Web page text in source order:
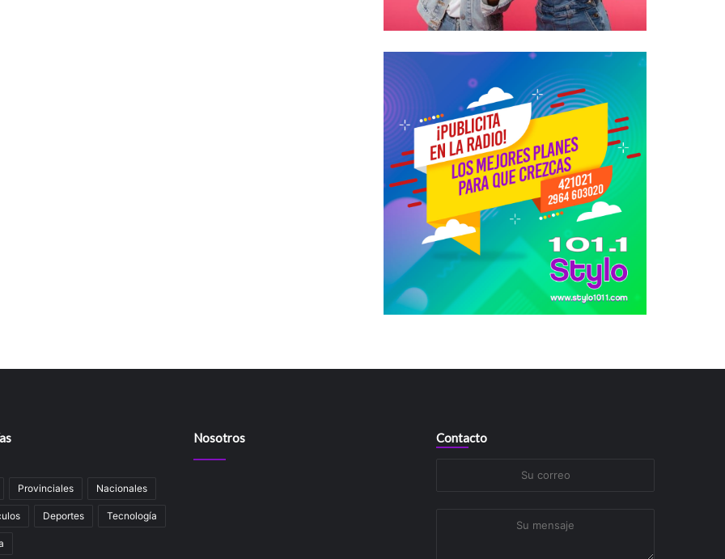
Provinciales Nacionales
Deportes Tecnología
Nosotros Contacto